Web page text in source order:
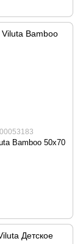
Bamboo 50х70